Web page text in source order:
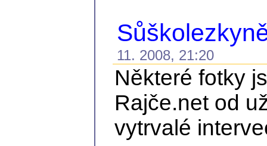
11. 2008, 21:20
Některé fotky
Rajče.net od
vytrvalé